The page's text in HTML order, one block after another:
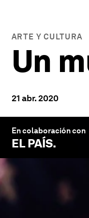
ARTE Y CULTURA
Un
21 abr. 2020
En colaboración con
EL PAÍS.